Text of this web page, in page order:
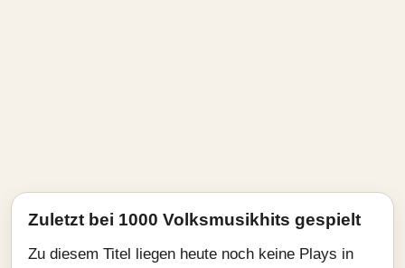
Zuletzt bei 1000 Volksmusikhits gespielt
Zu diesem Titel liegen heute noch keine Plays in